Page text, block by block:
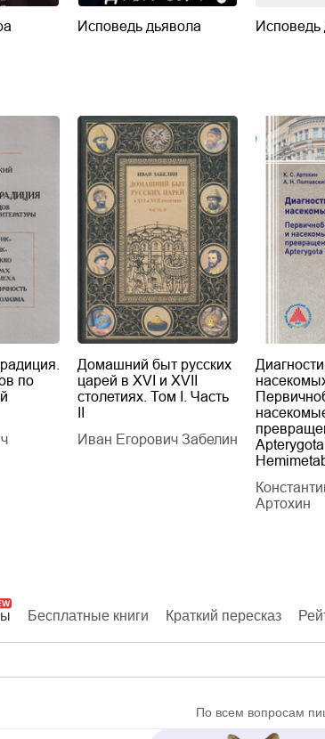
Исповедь дьявола Исповедь
по
Домашний быт русских
царей в XVI и XVII
столетиях. Том I. Часть
Иван Егорович Забелин
Артохин
Бесплатные книги Краткий пересказ
По всем вопросам